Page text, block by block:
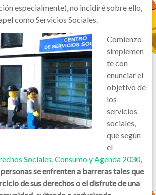
especialmente), no incidiré sobre ello,
como Servicios Sociales.
Comienzo
simplemen
te con
enunciar el
objetivo de
los
servicios
sociales,
que según
el
Sociales, Consumo y Agenda 2030,
se enfrenten a barreras tales que
de sus derechos o el disfrute de una